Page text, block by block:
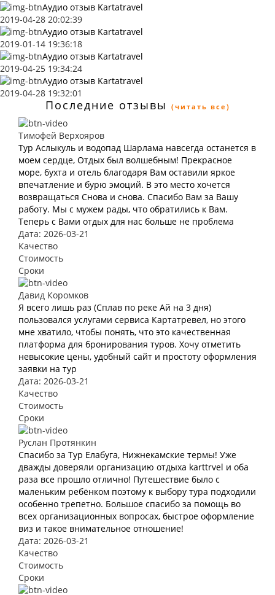
Аудио отзыв Kartatravel
2019-04-28 20:02:39
Аудио отзыв Kartatravel
2019-01-14 19:36:18
Аудио отзыв Kartatravel
2019-04-25 19:34:24
Аудио отзыв Kartatravel
2019-04-28 19:32:01
Последние отзывы (читать все)
Тимофей Верхояров
Тур Аслыкуль и водопад Шарлама навсегда останется в
моем сердце, Отдых был волшебным! Прекрасное
море, бухта и отель благодаря Вам оставили яркое
впечатление и бурю эмоций. В это место хочется
возвращаться Снова и снова. Спасибо Вам за Вашу
работу. Мы с мужем рады, что обратились к Вам.
Теперь с Вами отдых для нас больше не проблема
Дата: 2026-03-21
Качество
Стоимость
Сроки
Давид Коромков
Я всего лишь раз (Сплав по реке Ай на 3 дня)
пользовался услугами сервиса Картатревел, но этого
мне хватило, чтобы понять, что это качественная
платформа для бронирования туров. Хочу отметить
невысокие цены, удобный сайт и простоту оформления
заявки на тур
Дата: 2026-03-21
Качество
Стоимость
Сроки
Руслан Протянкин
Спасибо за Тур Елабуга, Нижнекамские термы! Уже
дважды доверяли организацию отдыха karttrvel и оба
раза все прошло отлично! Путешествие было с
маленьким ребёнком поэтому к выбору тура подходили
особенно трепетно. Большое спасибо за помощь во
всех организационных вопросах, быстрое оформление
виз и такое внимательное отношение!
Дата: 2026-03-21
Качество
Стоимость
Сроки